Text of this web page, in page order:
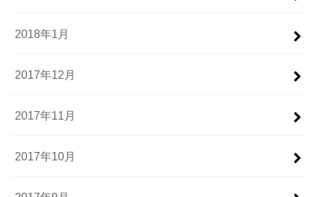
2018年1月
2017年12月
2017年11月
2017年10月